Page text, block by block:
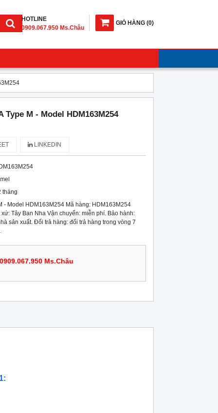
GIỎ HÀNG (0)
HOTLINE
0909.067.950 Ms.Châu
Type M - Model HDM163M254
LINKEDIN
tháng
- Model HDM163M254 Mã hàng: HDM163M254
Tây Ban Nha Vận chuyển: miễn phí. Bảo hành:
sản xuất. Đổi trả hàng: đổi trả hàng trong vòng 7
0909.067.950 Ms.Châu